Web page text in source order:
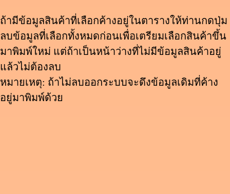
ถ้ามีข้อมูลสินค้าที่เลือกค้างอยู่ในตารางให้ท่านกดปุ่ม
ลบข้อมูลที่เลือกทั้งหมดก่อนเพื่อเตรียมเลือกสินค้าขึ้น
มาพิมพ์ใหม่ แต่ถ้าเป็นหน้าว่างที่ไม่มีข้อมูลสินค้าอยู่
แล้วไม่ต้องลบ
หมายเหตุ: ถ้าไม่ลบออกระบบจะดึงข้อมูลเดิมที่ค้าง
อยู่มาพิมพ์ด้วย